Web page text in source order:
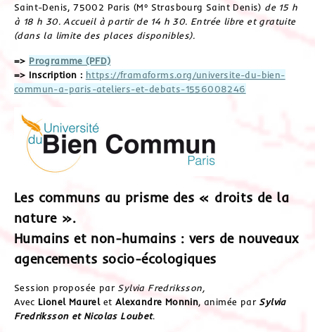
Saint-Denis, 75002 Paris (M° Strasbourg Saint Denis) de 15 h
à 18 h 30. Accueil à partir de 14 h 30. Entrée libre et gratuite
(dans la limite des places disponibles).
=> Programme (PFD)
=> Inscription : https://framaforms.org/universite-du-bien-
commun-a-paris-ateliers-et-debats-1556008246
Les communs au prisme des « droits de la
nature ».
Humains et non-humains : vers de nouveaux
agencements socio-écologiques
Session proposée parSylvia Fredriksson,
Avec Lionel Maurelet Alexandre Monnin, animée par Sylvia
Fredriksson et Nicolas Loubet.